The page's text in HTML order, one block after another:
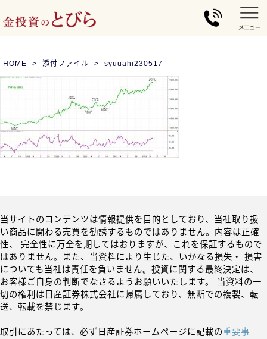
HOME 添付ファイル syuuahi230517
当サイトのコンテンツは情報提供を目的としており、当社取り扱
い商品に関わる売買を勧誘するものではありません。内容は正確
性、 完全性に万全を期してはおりますが、これを保証するもので
はありません。また、当資料により生じた、いかなる損失・ 損害
についても当社は責任を負いません。投資に関する最終決定は、
お客様ご自身の判断でなさるようお願いいたします。 当資料の一
切の権利は日産証券株式会社に帰属しており、無断での複製、転
送、転載を禁じます。
取引にあたっては、必ず日産証券ホームページに記載の重要事